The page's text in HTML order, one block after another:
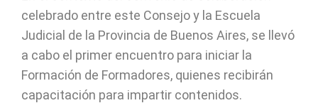
celebrado entre este Consejo y la Escuela
Judicial de la Provincia de Buenos Aires, se llevó
a cabo el primer encuentro para iniciar la
Formación de Formadores, quienes recibirán
capacitación para impartir contenidos.